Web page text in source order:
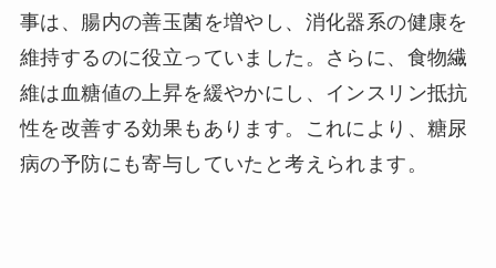
事は、腸内の善玉菌を増やし、消化器系の健康を
維持するのに役立っていました。さらに、食物繊
維は血糖値の上昇を緩やかにし、インスリン抵抗
性を改善する効果もあります。これにより、糖尿
病の予防にも寄与していたと考えられます。